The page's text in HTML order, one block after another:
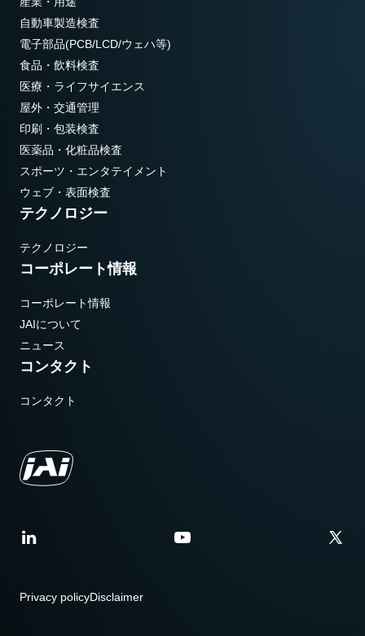
自動車製造検査
電子部品(PCB/LCD/ウェハ等)
食品・飲料検査
医療・ライフサイエンス
屋外・交通管理
印刷・包装検査
医薬品・化粧品検査
スポーツ・エンタテイメント
ウェブ・表面検査
テクノロジー
テクノロジー
コーポレート情報
コーポレート情報
JAIについて
ニュース
コンタクト
コンタクト
Privacy policyDisclaimer